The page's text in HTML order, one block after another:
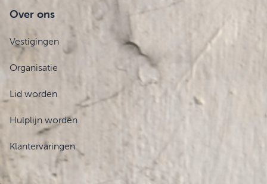
Over ons
Vestigingen
Organisatie
Lid worden
Hulplijn worden
Klantervaringen